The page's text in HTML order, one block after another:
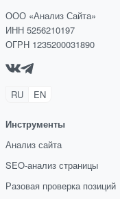
ООО «Анализ Сайта»
ИНН 5256210197
ОГРН 1235200031890
RU EN
Инструменты
Анализ сайта
SEO-анализ страницы
Разовая проверка позиций